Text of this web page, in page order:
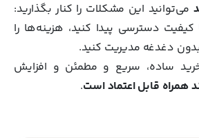
می‌توانید این مشکلات را کنار بگذارید:
دسترسی پیدا کنید، هزینه‌ها را
دغدغه مدیریت کنید.
خرید ساده، سریع و مطمئن و افزایش
همراه قابل اعتماد است.